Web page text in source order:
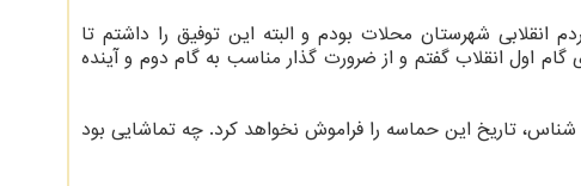
را در معیت مردم انقلابی شهرستان محلات بودم و البته این توفیق را داشتم تا
اول انقلاب گفتم و از ضرورت گذار مناسب به گام دوم و آینده
تاریخ این حماسه را فراموش نخواهد کرد. چه تماشایی بود